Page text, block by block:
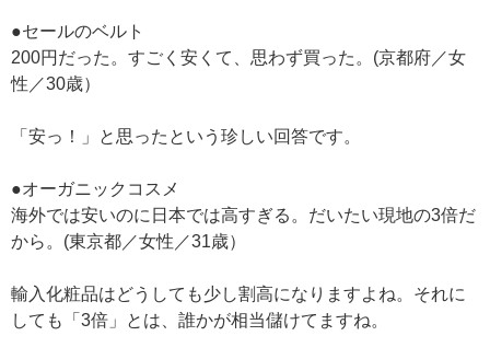
●セールのベルト
200円だった。すごく安くて、思わず買った。(京都府／女
性／30歳）
「安っ！」と思ったという珍しい回答です。
●オーガニックコスメ
海外では安いのに日本では高すぎる。だいたい現地の3倍だ
から。(東京都／女性／31歳）
輸入化粧品はどうしても少し割高になりますよね。それに
しても「3倍」とは、誰かが相当儲けてますね。